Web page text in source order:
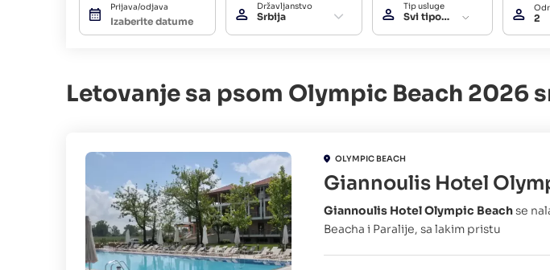
Prijava/odjava Državljanstvo
Srbija
Tip usluge
Svi tipovi usluga 2
Letovanje sa psom Olympic Beach 2026
OLYMPIC BEACH
Giannoulis Hotel
Giannoulis Hotel Olympic Beachse
Beacha i Paralije, sa lakim pristu